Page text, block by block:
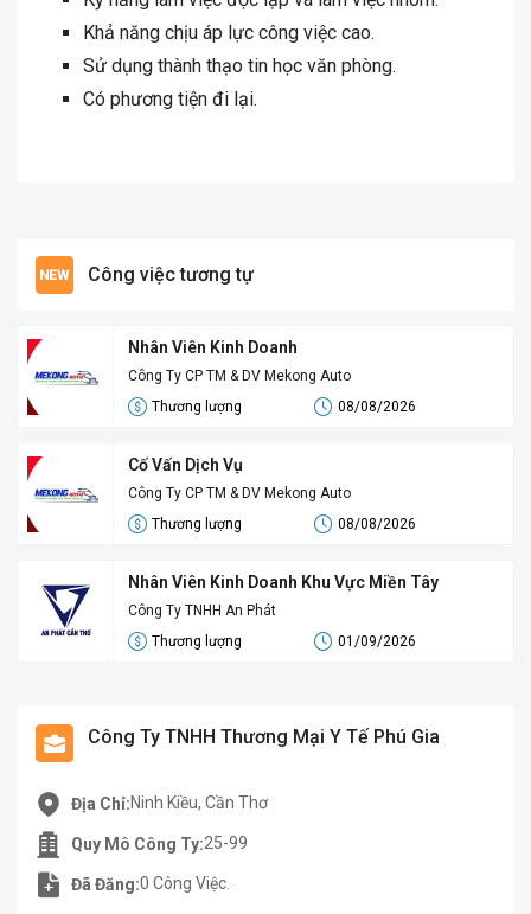
Khả năng chịu áp lực công việc cao.
Sử dụng thành thạo tin học văn phòng.
Có phương tiện đi lại.
Công việc tương tự
Nhân Viên Kinh Doanh
Công Ty CP TM & DV Mekong Auto
Thương lượng
08/08/2026
Cố Vấn Dịch Vụ
Công Ty CP TM & DV Mekong Auto
Thương lượng
08/08/2026
Nhân Viên Kinh Doanh Khu Vực Miền Tây
Công Ty TNHH An Phát
Thương lượng
01/09/2026
Công Ty TNHH Thương Mại Y Tế Phú Gia
Địa Chỉ:Ninh Kiều, Cần Thơ
Quy Mô Công Ty:25-99
Đã Đăng:0 Công Việc.